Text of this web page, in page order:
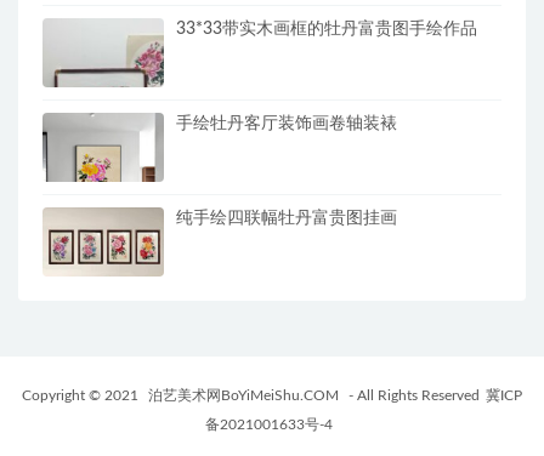
33*33带实木画框的牡丹富贵图手绘作品
手绘牡丹客厅装饰画卷轴装裱
纯手绘四联幅牡丹富贵图挂画
Copyright © 2021 泊艺美术网BoYiMeiShu.COM - All Rights Reserved 冀ICP
备2021001633号-4